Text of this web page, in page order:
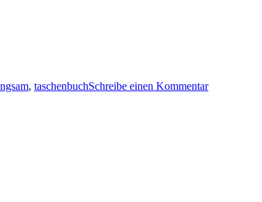
, taschenbuchSchreibe einen Kommentar680: